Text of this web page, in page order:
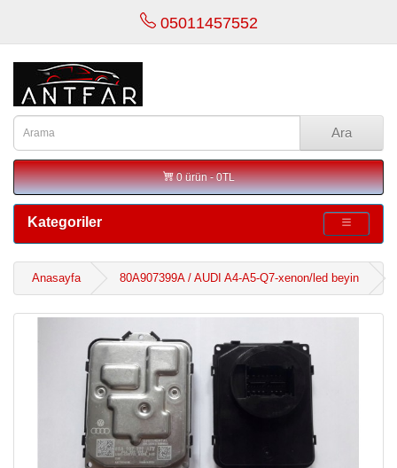
05011457552
Ara
0 ürün - 0TL
Kategoriler
Anasayfa 80A907399A / AUDI A4-A5-Q7-xenon/led beyin